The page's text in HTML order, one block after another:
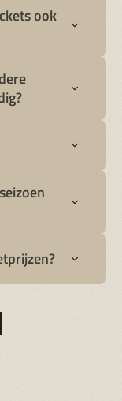
ook